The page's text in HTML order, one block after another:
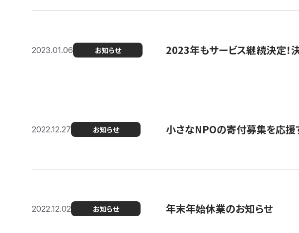
2023.01.06 お知らせ 2023年もサービス継続決定！
2022.12.27 お知らせ 小さなNPOの寄付募集を応援
2022.12.02 お知らせ 年末年始休業のお知らせ